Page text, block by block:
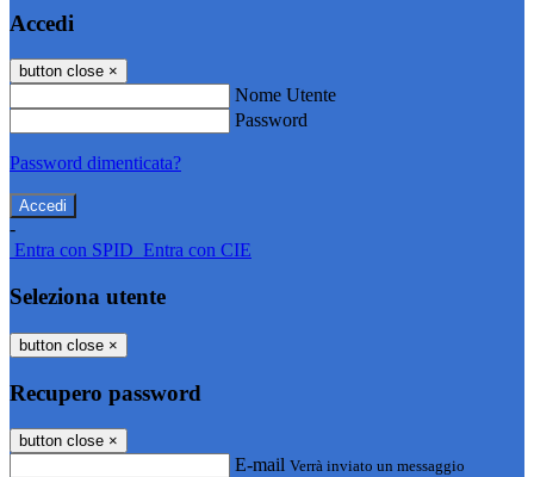
Accedi
button close ×
Nome Utente
Password
Password dimenticata?
-
Entra con SPID Entra con CIE
Seleziona utente
button close ×
Recupero password
button close ×
E-mail Verrà inviato un messaggio